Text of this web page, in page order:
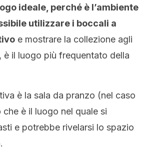
ideale, perché è l’ambiente
utilizzare i boccali a
e mostrare la collezione agli
è il luogo più frequentato della
è la sala da pranzo (nel caso
che è il luogo nel quale si
e potrebbe rivelarsi lo spazio